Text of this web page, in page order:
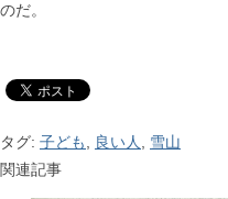
のだ。
タグ: 子ども 良い人
雪山
関連記事